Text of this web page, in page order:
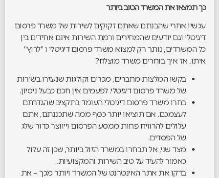
כך תמצאו את המשרד הטוב ביותר
עכשיו אחרי שהבנתם שאתם זקוקים לשירות של משרד פרסום
דיגיטלי וגם יודעים שהמחירים ורמת השירות אינם אחידים בין
כל המשרדים, נותר רק למצוא משרד פרסום דיגיטלי ו "לרוץ"
איתו. אז איך בוחרים משרד מוצלח?
בקשו המלצות מחברים, מכרים וקולגות שנעזרו בשירות
של משרד פרסום דיגיטלי. לפעמים אין חכם כבעל ניסיון.
בחרו משרד פרסום דיגיטלי העומד בתקציב שהגדרתם
לעצמכם. אם תוציאו יותר כסף ממה שתכננתם, אתם
עלולים להרוויח פחות ממסע הפרסום וייווצר כדור שלג
של הפסדים.
מצד שני, אל תבחרו במשרד הזול ביותר, שכן זה עלול
כאמור להעיד על טיב השירות והמקצועיות.
בדקו את אתר האינטרנט של המשרד ויותר מכך – את